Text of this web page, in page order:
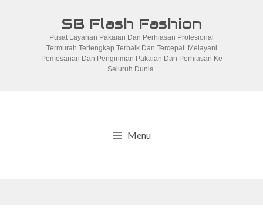
SB Flash Fashion
Pusat Layanan Pakaian Dan Perhiasan Profesional
Termurah Terlengkap Terbaik Dan Tercepat. Melayani
Pemesanan Dan Pengiriman Pakaian Dan Perhiasan Ke
Seluruh Dunia.
Menu